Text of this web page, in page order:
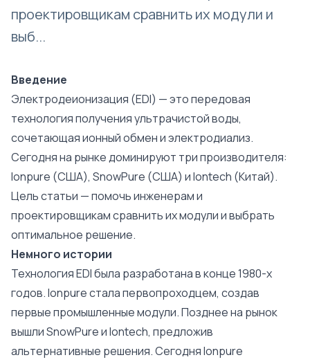
проектировщикам сравнить их модули и
выб...
Введение
Электродеионизация (EDI) — это передовая
технология получения ультрачистой воды,
сочетающая ионный обмен и электродиализ.
Сегодня на рынке доминируют три производителя:
Ionpure (США), SnowPure (США) и Iontech (Китай).
Цель статьи — помочь инженерам и
проектировщикам сравнить их модули и выбрать
оптимальное решение.
Немного истории
Технология EDI была разработана в конце 1980-х
годов. Ionpure стала первопроходцем, создав
первые промышленные модули. Позднее на рынок
вышли SnowPure и Iontech, предложив
альтернативные решения. Сегодня Ionpure